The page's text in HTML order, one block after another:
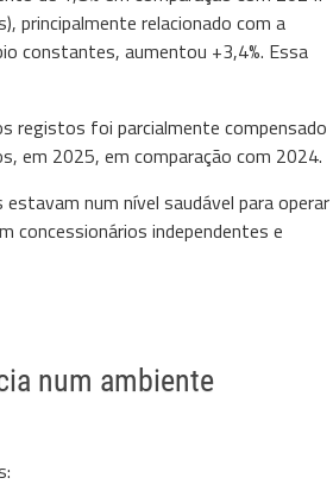
principalmente relacionado com a
constantes, aumentou +3,4%. Essa
registos foi parcialmente compensado
em 2025, em comparação com 2024.
num nível saudável para operar
concessionários independentes e
num ambiente